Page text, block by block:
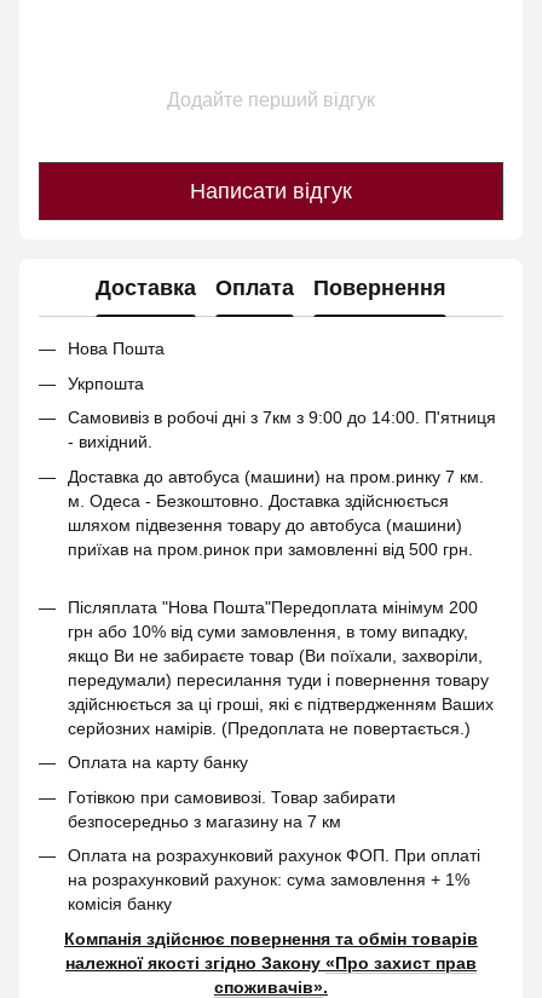
Додайте перший відгук
Написати відгук
Доставка Оплата Повернення
Нова Пошта
Укрпошта
Самовивіз в робочі дні з 7км з 9:00 до 14:00. П'ятниця
- вихідний.
Доставка до автобуса (машини) на пром.ринку 7 км.
м. Одеса - Безкоштовно. Доставка здійснюється
шляхом підвезення товару до автобуса (машини)
приїхав на пром.ринок при замовленні від 500 грн.
Післяплата "Нова Пошта"Передоплата мінімум 200
грн або 10% від суми замовлення, в тому випадку,
якщо Ви не забираєте товар (Ви поїхали, захворіли,
передумали) пересилання туди і повернення товару
здійснюється за ці гроші, які є підтвердженням Ваших
серйозних намірів. (Предоплата не повертається.)
Оплата на карту банку
Готівкою при самовивозі. Товар забирати
безпосередньо з магазину на 7 км
Оплата на розрахунковий рахунок ФОП. При оплаті
на розрахунковий рахунок: сума замовлення + 1%
комісія банку
Компанія здійснює повернення та обмін товарів
належної якості згідно Закону «Про захист прав
споживачів».